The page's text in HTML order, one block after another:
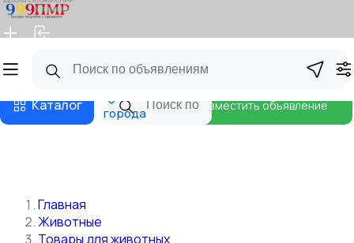
Главная
Каталог
города
Разместить объявление
Главная
Животные
Товары для животных